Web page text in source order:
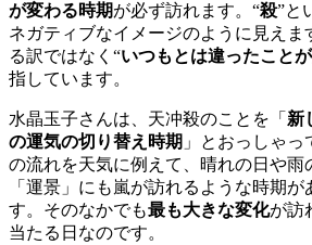
が変わる時期が必ず訪れます。“殺”と
ネガティブなイメージのように見えま
る訳ではなく“いつもとは違ったこと
指しています。
水晶玉子さんは、天冲殺のことを「 新
の運気の切り替え時期 」とおっしゃ
の流れを天気に例えて、晴れの日や雨
「運景」にも嵐が訪れるような時期が
す。そのなかでも最も大きな変化が訪
当たる日なのです。